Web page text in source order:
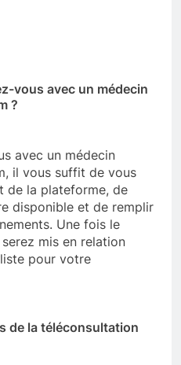
vous avec un médecin
?
avec un médecin
il vous suffit de vous
de la plateforme, de
disponible et de remplir
Une fois le
mis en relation
pour votre
de la téléconsultation